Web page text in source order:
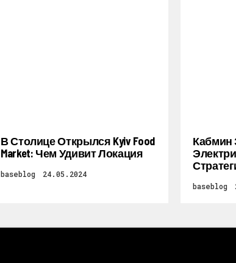
В Столице Открылся Kyiv Food
Market: Чем Удивит Локация
baseblog 24.05.2024
Кабмин
baseblog